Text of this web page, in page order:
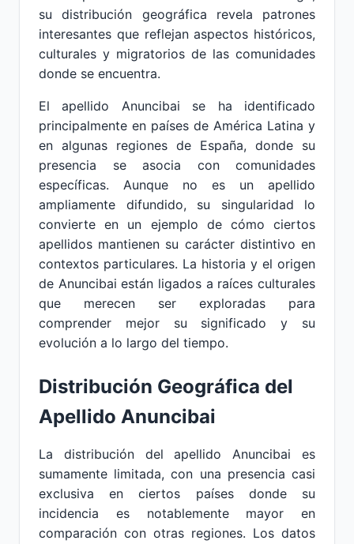
su distribución geográfica revela patrones
interesantes que reflejan aspectos históricos,
culturales y migratorios de las comunidades
donde se encuentra.
El apellido Anuncibai se ha identificado
principalmente en países de América Latina y
en algunas regiones de España, donde su
presencia se asocia con comunidades
específicas. Aunque no es un apellido
ampliamente difundido, su singularidad lo
convierte en un ejemplo de cómo ciertos
apellidos mantienen su carácter distintivo en
contextos particulares. La historia y el origen
de Anuncibai están ligados a raíces culturales
que merecen ser exploradas para
comprender mejor su significado y su
evolución a lo largo del tiempo.
Distribución Geográfica del
Apellido Anuncibai
La distribución del apellido Anuncibai es
sumamente limitada, con una presencia casi
exclusiva en ciertos países donde su
incidencia es notablemente mayor en
comparación con otras regiones. Los datos